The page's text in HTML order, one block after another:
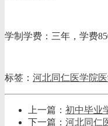
学制学费：三年，学费
标签： 河北同仁医学院
上一篇： 初中毕业
下一篇： 河北同仁